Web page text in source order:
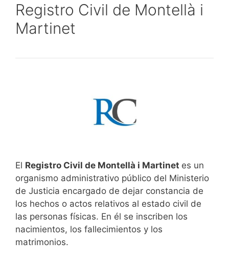
Registro Civil de Montellà i
Martinet
El Registro Civil de Montellà i Martinet es un
organismo administrativo público del Ministerio
de Justicia encargado de dejar constancia de
los hechos o actos relativos al estado civil de
las personas físicas. En él se inscriben los
nacimientos, los fallecimientos y los
matrimonios.